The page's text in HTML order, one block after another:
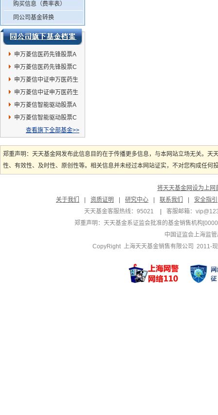
购买信息（费率表）
同公司基金转换
申万菱信医药先锋股票A
申万菱信医药先锋股票C
申万菱信中证申万医药生
物指数(LOF)C
申万菱信中证申万医药生
物指数(LOF)A
申万菱信智能驱动股票A
申万菱信智能驱动股票C
查看旗下全部基金>>
郑重声明：天天基金网发布此信息目的在于传播更多信息，与本网站立场无关。
性、有效性、及时性、原创性等。相关信息并未经过本网站证实，不对您构成任
将天天基金网设为上网
关于我们
资质证明 研究中心 联系我们
安全指引
天天基金客服热线：95021
客服邮箱：
郑重声明：天天基金系证监会批准的基金销售机构
中国证监会上海监
CopyRight 上海天天基金销售有限公司 2011-